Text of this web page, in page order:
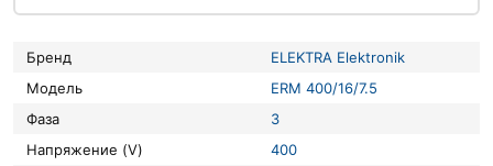
Бренд
ELEKTRA Elektronik
Модель
ERM 400/16/7.5
Фаза
3
Напряжение (V)
400